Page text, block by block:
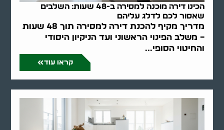
הכינו דירה מוכנה למסירה ב-48 שעות: השלבים
שאסור לכם לדלג עליהם
מדריך מקיף להכנת דירה למסירה תוך 48 שעות
– משלב הפינוי הראשוני ועד הניקיון היסודי
והחיטוי הסופי...
קראו עוד